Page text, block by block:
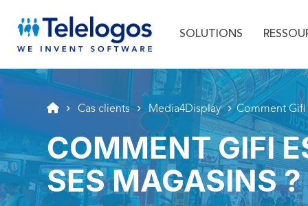
SOLUTIONS
Cas clients Media4Display Comment Gifi
COMMENT GIFI
SES MAGASINS ?